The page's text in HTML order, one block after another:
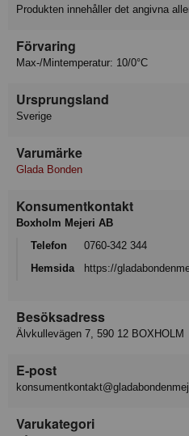
Produkten innehåller det angivna
Förvaring
Max-/Mintemperatur: 10/0°C
Ursprungsland
Sverige
Varumärke
Glada Bonden
Konsumentkontakt
Boxholm Mejeri AB
Telefon
0760-342 344
Hemsida
https://
Besöksadress
Älvkullevägen 7, 590 12 BOXHOLM
E-post
Varukategori